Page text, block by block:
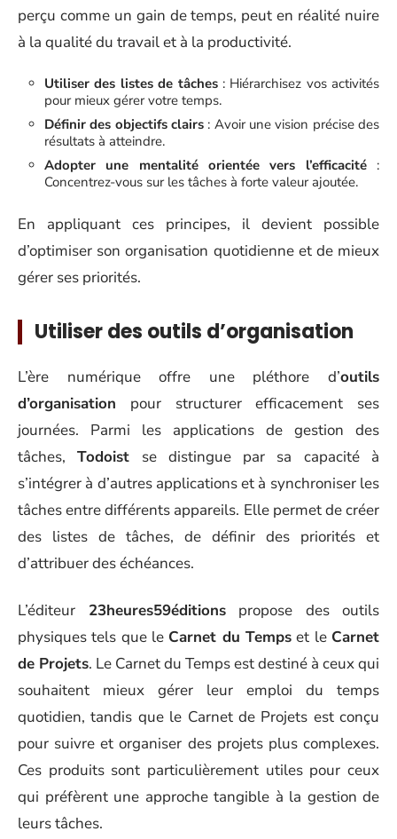
perçu comme un gain de temps, peut en réalité nuire
à la qualité du travail et à la productivité.
Utiliser des listes de tâches: Hiérarchisez vos activités
pour mieux gérer votre temps.
Définir des objectifs clairs : Avoir une vision précise des
résultats à atteindre.
Adopter une mentalité orientée vers l’efficacité:
Concentrez-vous sur les tâches à forte valeur ajoutée.
En appliquant ces principes, il devient possible
d’optimiser son organisation quotidienne et de mieux
gérer ses priorités.
Utiliser des outils d’organisation
L’ère numérique offre une pléthore d’outils
d’organisation pour structurer efficacement ses
journées. Parmi les applications de gestion des
tâches,Todoist se distingue par sa capacité à
s’intégrer à d’autres applications et à synchroniser les
tâches entre différents appareils. Elle permet de créer
des listes de tâches, de définir des priorités et
d’attribuer des échéances.
L’éditeur 23heures59éditionspropose des outils
physiques tels que le Carnet du Temps et le Carnet
de Projets. Le Carnet du Temps est destiné à ceux qui
souhaitent mieux gérer leur emploi du temps
quotidien, tandis que le Carnet de Projets est conçu
pour suivre et organiser des projets plus complexes.
Ces produits sont particulièrement utiles pour ceux
qui préfèrent une approche tangible à la gestion de
leurs tâches.